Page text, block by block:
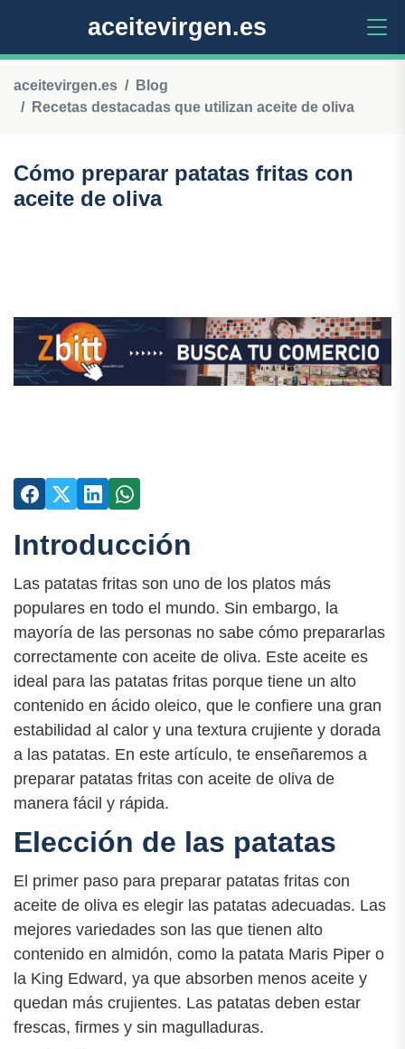
aceitevirgen.es
aceitevirgen.es
Blog
Recetas destacadas que utilizan aceite de oliva
Cómo preparar patatas fritas con
aceite de oliva
Introducción
Las patatas fritas son uno de los platos más
populares en todo el mundo. Sin embargo, la
mayoría de las personas no sabe cómo prepararlas
correctamente con aceite de oliva. Este aceite es
ideal para las patatas fritas porque tiene un alto
contenido en ácido oleico, que le confiere una gran
estabilidad al calor y una textura crujiente y dorada
a las patatas. En este artículo, te enseñaremos a
preparar patatas fritas con aceite de oliva de
manera fácil y rápida.
Elección de las patatas
El primer paso para preparar patatas fritas con
aceite de oliva es elegir las patatas adecuadas. Las
mejores variedades son las que tienen alto
contenido en almidón, como la patata Maris Piper o
la King Edward, ya que absorben menos aceite y
quedan más crujientes. Las patatas deben estar
frescas, firmes y sin magulladuras.